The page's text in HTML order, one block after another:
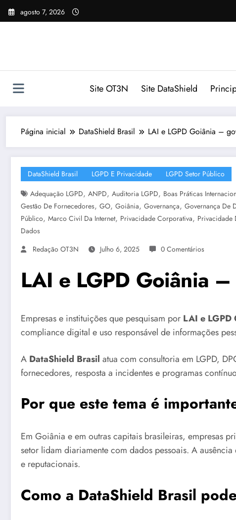
Pular
para
agosto 7, 2026
Site OT3N Site DataShield
Página inicial DataShield Brasil LAI e LGPD Goiânia –
DataShield Brasil LGPD E Privacidade
LGPD Setor Público
Adequação LGPD, ANPD, Auditoria LGPD, Boas Práticas
Gestão De Fornecedores, GO, Goiânia, Governança, Governança De
Público, Marco Civil Da Internet, Privacidade Corporativa, Privacidade
Dados
Redação OT3N
Julho 6, 2025 0 Comentários
LAI e LGPD Goiânia
Empresas e instituições que pesquisam por LAI e LGPD
compliance digital e uso responsável de informações
A DataShield Brasil atua com consultoria em LGPD,
fornecedores, resposta a incidentes e programas
Por que este tema é
Em Goiânia e em outras capitais brasileiras, empresas
setor lidam diariamente com dados pessoais. A
e reputacionais.
Como a DataShield Brasil